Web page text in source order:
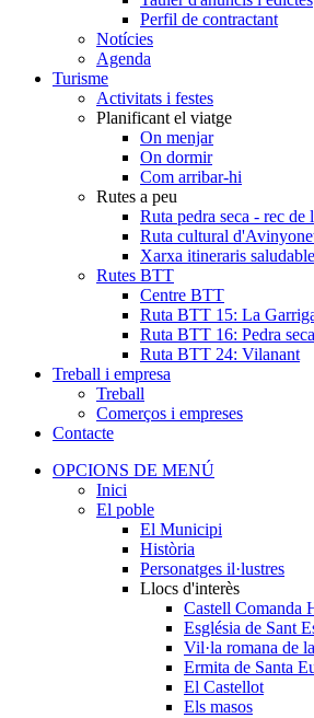
Perfil de contractant
Notícies
Agenda
Turisme
Activitats i festes
Planificant el viatge
On menjar
On dormir
Com arribar-hi
Rutes a peu
Ruta pedra seca - rec de
Ruta cultural
Xarxa itineraris
Rutes BTT
Centre BTT
Ruta BTT 15: La
Ruta BTT 16: Pedra seca
Ruta BTT 24: Vilanant
Treball i empresa
Treball
Comerços i empreses
Contacte
OPCIONS DE MENÚ
Inici
El poble
El Municipi
Història
Personatges il·lustres
Llocs d'interès
Castell Comanda
Església de Sant
Vil·la romana de
Ermita de Santa
El Castellot
Els masos